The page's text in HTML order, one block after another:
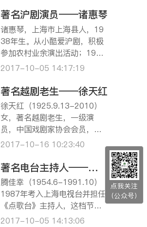
著名沪剧演员——诸惠琴
诸惠琴，上海市上海县人，19
38年生。从小酷爱沪剧，积极
参加农村业余演出活动；1956
年被选拔进上海市人民沪剧剧
筱英、筱爱琴等师长的悉心传
授下，艺事日进，先后在《星
星之火》中扮演高小妹、《芦
荡火种》中扮演小凌、《红色
宣传员》中的李善子…
2017-10-05 14:17:19
著名越剧老生——徐天红
徐天红（1925.9.13-2010）
女，著名越剧老生，一级演
员，中国戏剧家协会会员，生
于浙江省余姚。越剧“四大老
一。曾任上海市新城区、黄浦
区人民代表，福建省政协委
员。 【人物简介】 10岁时，
进余姚湖堤塘天兴舞台学戏，
习老生。随…
2017-10-16 10:23:40
著名电台主持人——腾佳幸
腾佳幸（1954.6-1991.10）
1987年考入上海电视台并担任
《点歌台》主持人，这档节目
的宗旨是播放听众点播的各类
2017-10-05 14:13:06
点我关注
（公众号）